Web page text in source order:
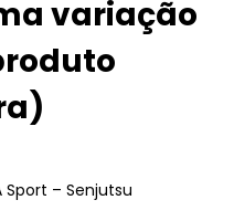
variação
– Senjutsu